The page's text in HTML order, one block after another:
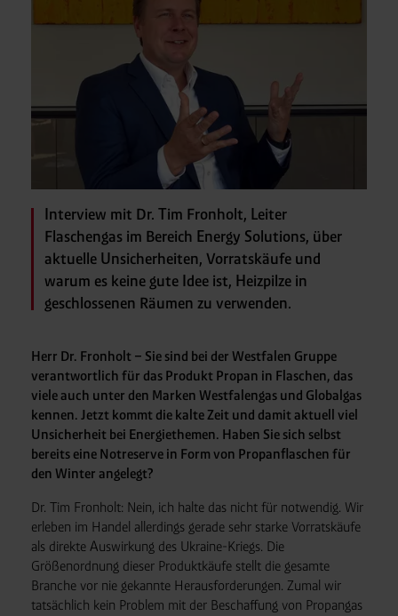
Interview mit Dr. Tim Fronholt, Leiter
Flaschengas im Bereich Energy Solutions, über
aktuelle Unsicherheiten, Vorratskäufe und
warum es keine gute Idee ist, Heizpilze in
geschlossenen Räumen zu verwenden.
Herr Dr. Fronholt – Sie sind bei der Westfalen Gruppe
verantwortlich für das Produkt Propan in Flaschen, das
viele auch unter den Marken Westfalengas und Globalgas
kennen. Jetzt kommt die kalte Zeit und damit aktuell viel
Unsicherheit bei Energiethemen. Haben Sie sich selbst
bereits eine Notreserve in Form von Propanflaschen für
den Winter angelegt?
Dr. Tim Fronholt: Nein, ich halte das nicht für notwendig. Wir
erleben im Handel allerdings gerade sehr starke Vorratskäufe
als direkte Auswirkung des Ukraine-Kriegs. Die
Größenordnung dieser Produktkäufe stellt die gesamte
Branche vor nie gekannte Herausforderungen. Zumal wir
tatsächlich kein Problem mit der Beschaffung von Propangas